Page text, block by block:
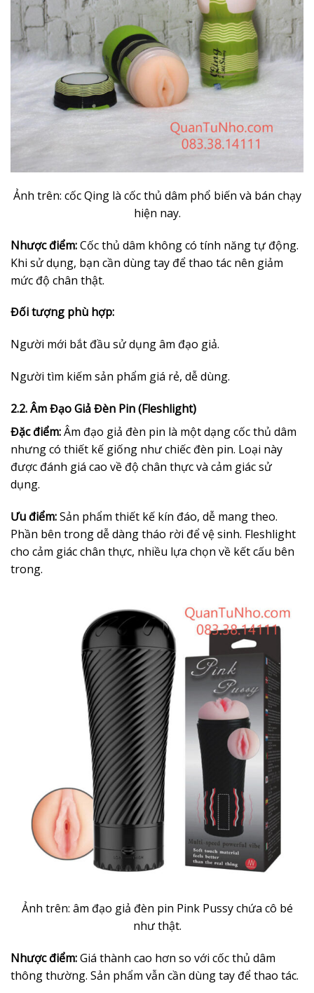
Ảnh trên: cốc Qing là cốc thủ dâm phổ biến và bán chạy
hiện nay.
Nhược điểm:Cốc thủ dâm không có tính năng tự động.
Khi sử dụng, bạn cần dùng tay để thao tác nên giảm
mức độ chân thật.
Đối tượng phù hợp:
Người mới bắt đầu sử dụng âm đạo giả.
Người tìm kiếm sản phẩm giá rẻ, dễ dùng.
2.2. Âm Đạo Giả Đèn Pin (Fleshlight)
Đặc điểm:Âm đạo giả đèn pin là một dạng cốc thủ dâm
nhưng có thiết kế giống như chiếc đèn pin. Loại này
được đánh giá cao về độ chân thực và cảm giác sử
dụng.
Ưu điểm:Sản phẩm thiết kế kín đáo, dễ mang theo.
Phần bên trong dễ dàng tháo rời để vệ sinh. Fleshlight
cho cảm giác chân thực, nhiều lựa chọn về kết cấu bên
trong.
Ảnh trên: âm đạo giả đèn pin Pink Pussy chứa cô bé
như thật.
Nhược điểm:Giá thành cao hơn so với cốc thủ dâm
thông thường. Sản phẩm vẫn cần dùng tay để thao tác.